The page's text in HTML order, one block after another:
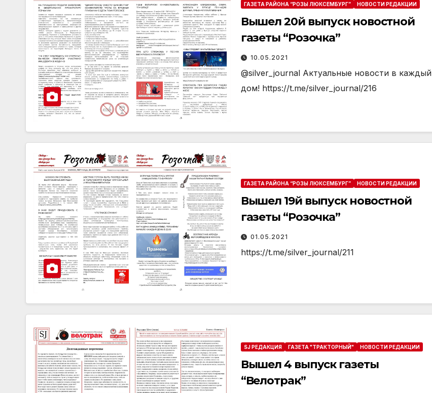
ГАЗЕТА РАЙОНА “РОЗЫ ЛЮКСЕМБУРГ” НОВОСТИ РЕДАКЦИИ
Вышел 20й выпуск новостной
газеты “Розочка”
10.05.2021
@silver_journal Актуальные новости в каждый
дом! https://t.me/silver_journal/216
ГАЗЕТА РАЙОНА “РОЗЫ ЛЮКСЕМБУРГ” НОВОСТИ РЕДАКЦИИ
Вышел 19й выпуск новостной
газеты “Розочка”
01.05.2021
https://t.me/silver_journal/211
SJ РЕДАКЦИЯ ГАЗЕТА "ТРАКТОРНЫЙ" НОВОСТИ РЕДАКЦИИ
Вышел 4 выпуск газеты
“Велотрак”